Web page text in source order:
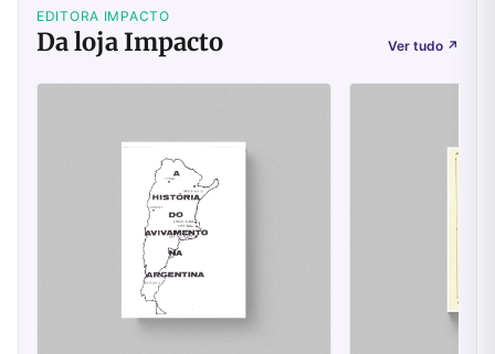
EDITORA IMPACTO
Da loja Impacto Ver tudo ↗